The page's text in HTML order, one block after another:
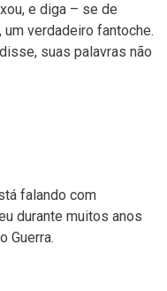
e diga – se de
verdadeiro fantoche.
suas palavras não
falando com
durante muitos anos
Guerra.